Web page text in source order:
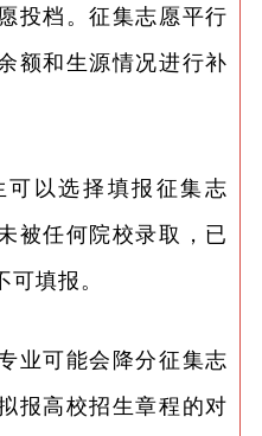
投档。征集志愿平行
额和生源情况进行补
以选择填报征集志
被任何院校录取，已
填报。
业可能会降分征集志
报高校招生章程的对